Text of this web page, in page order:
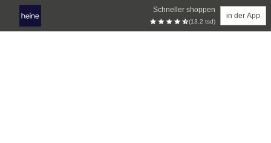
Schneller shoppen
(13.2 tsd)
in der App